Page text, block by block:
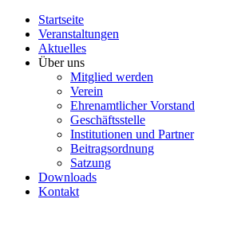
Startseite
Veranstaltungen
Aktuelles
Über uns
Mitglied werden
Verein
Ehrenamtlicher Vorstand
Geschäftsstelle
Institutionen und Partner
Beitragsordnung
Satzung
Downloads
Kontakt